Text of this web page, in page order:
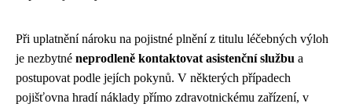
Při uplatnění nároku na pojistné plnění z titulu léčebných výloh
je nezbytné neprodleně kontaktovat asistenční službu a
postupovat podle jejích pokynů. V některých případech
pojišťovna hradí náklady přímo zdravotnickému zařízení, v